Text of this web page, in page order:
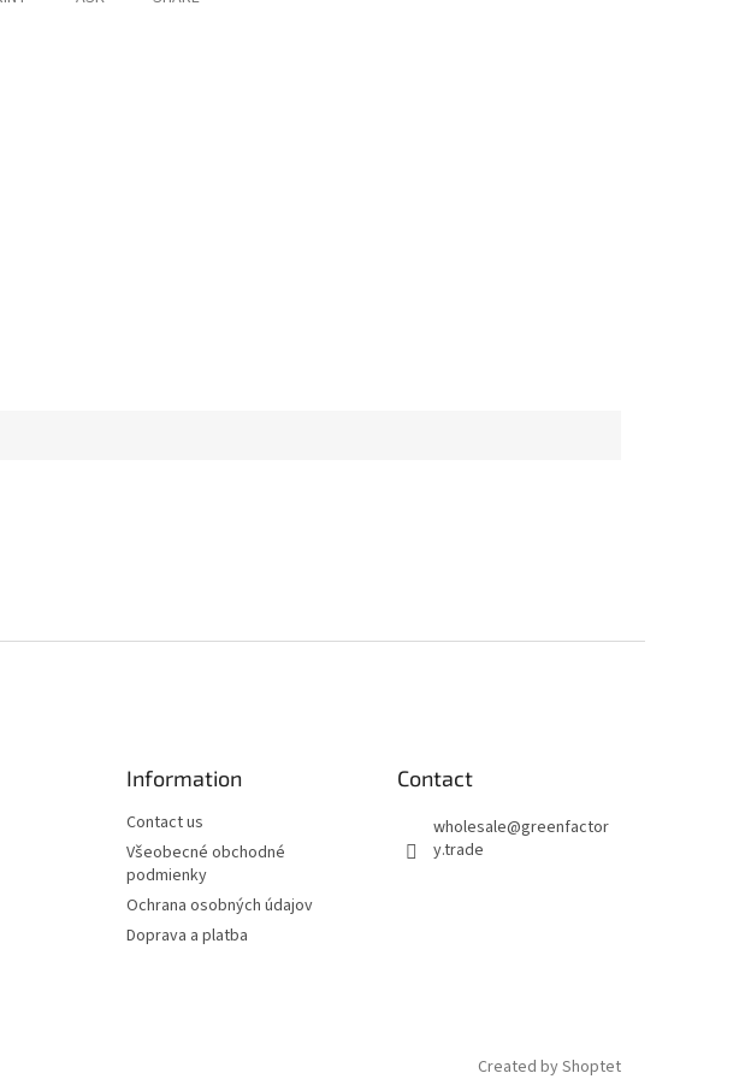
Information
Contact us
Všeobecné obchodné
podmienky
Ochrana osobných údajov
Doprava a platba
Contact
wholesale@greenfactor
y.trade
Created by Shoptet